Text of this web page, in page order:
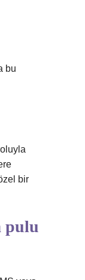
bu
bir
pulu